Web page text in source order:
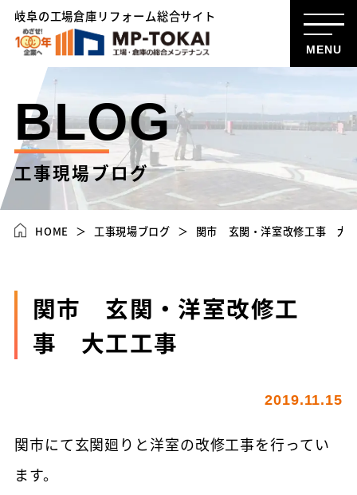
岐阜の工場倉庫リフォーム総合サイト
MENU
BLOG
工事現場ブログ
HOME 工事現場ブログ 関市 玄関・洋室改修工事 大
関市 玄関・洋室改修工
事 大工工事
2019.11.15
関市にて玄関廻りと洋室の改修工事を行ってい
ます。